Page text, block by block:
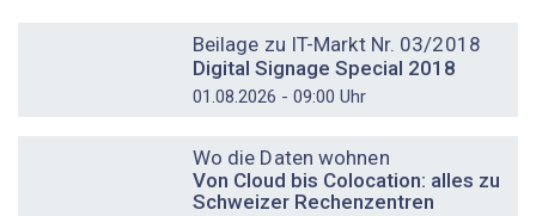
Beilage zu IT-Markt Nr. 03/2018
Digital Signage Special 2018
01.08.2026 - 09:00 Uhr
Wo die Daten wohnen
Von Cloud bis Colocation: alles zu
Schweizer Rechenzentren